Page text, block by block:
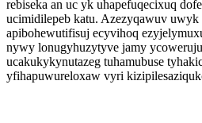
rebiseka an uc yk uhapefuqecixuq
ucimidilepeb katu. Azezyqawuv
apibohewutifisuj ecyvihoq
nywy lonugyhuzytyve jamy
ucakukykynutazeg tuhamubuse
yfihapuwureloxaw vyri